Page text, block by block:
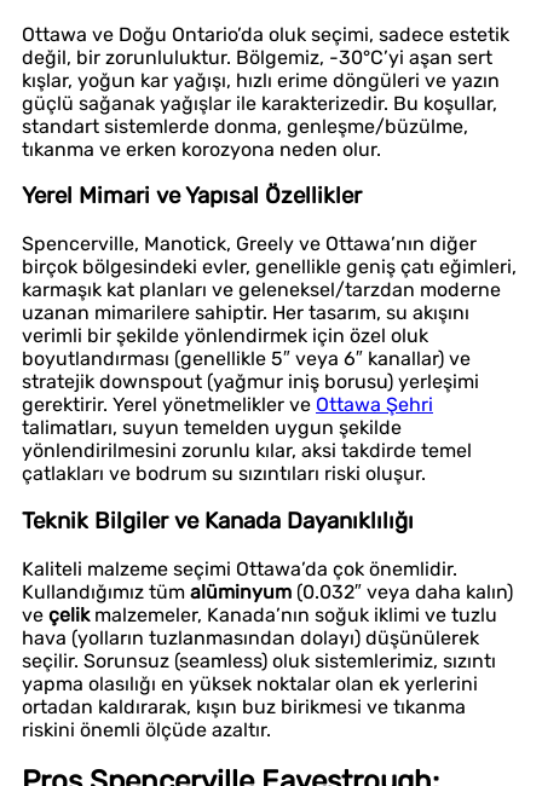
Ottawa ve Doğu Ontario’da oluk seçimi, sadece estetik
değil, bir zorunluluktur. Bölgemiz, -30°C’yi aşan sert
kışlar, yoğun kar yağışı, hızlı erime döngüleri ve yazın
güçlü sağanak yağışlar ile karakterizedir. Bu koşullar,
standart sistemlerde donma, genleşme/büzülme,
tıkanma ve erken korozyona neden olur.
Yerel Mimari ve Yapısal Özellikler
Spencerville, Manotick, Greely ve Ottawa’nın diğer
birçok bölgesindeki evler, genellikle geniş çatı eğimleri,
karmaşık kat planları ve geleneksel/tarzdan moderne
uzanan mimarilere sahiptir. Her tasarım, su akışını
verimli bir şekilde yönlendirmek için özel oluk
boyutlandırması (genellikle 5″ veya 6″ kanallar) ve
stratejik downspout (yağmur iniş borusu) yerleşimi
gerektirir. Yerel yönetmelikler ve Ottawa Şehri
talimatları, suyun temelden uygun şekilde
yönlendirilmesini zorunlu kılar, aksi takdirde temel
çatlakları ve bodrum su sızıntıları riski oluşur.
Teknik Bilgiler ve Kanada Dayanıklılığı
Kaliteli malzeme seçimi Ottawa’da çok önemlidir.
Kullandığımız tüm alüminyum (0.032″ veya daha kalın)
ve çelikmalzemeler, Kanada’nın soğuk iklimi ve tuzlu
hava (yolların tuzlanmasından dolayı) düşünülerek
seçilir. Sorunsuz (seamless) oluk sistemlerimiz, sızıntı
yapma olasılığı en yüksek noktalar olan ek yerlerini
ortadan kaldırarak, kışın buz birikmesi ve tıkanma
riskini önemli ölçüde azaltır.